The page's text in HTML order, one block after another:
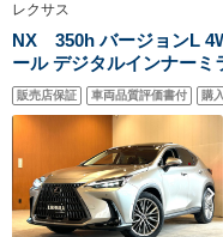
レクサス
NX 350h バージョンL
ール デジタルインナーミ
正ドライブレコーダー
ヘッドアップディスプレ
360°カメラ
販売店保証 車両品質評価書付 購